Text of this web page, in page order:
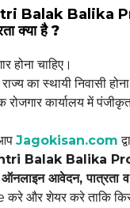
Balak Balika
क्या है ?
होना चाहिए।
का स्थायी निवासी
कार्यालय में पंजीकृत
Jagokisan.com
Balak Balika
आवेदन, पात्रता व
करे और शेयर करे ताकि